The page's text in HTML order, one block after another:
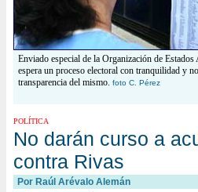
Enviado especial de la Organización de
espera un proceso electoral con tranquilidad y
transparencia del mismo. foto C. Pérez
POLÍTICA
No darán curso a
contra Rivas
Por Raúl Arévalo Alemán